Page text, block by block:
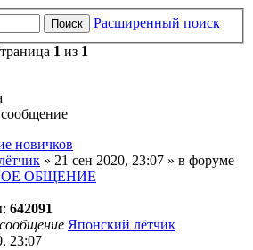
Поиск
Расширенный поиск
1 из 1
новичков
» 21 сен 2020, 23:07 » в форуме
ОБЩЕНИЕ
642091
Японский лётчик
23:07